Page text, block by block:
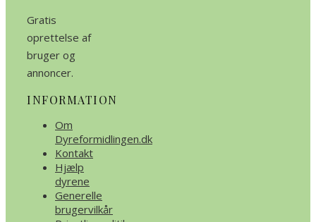
Gratis
oprettelse af
bruger og
annoncer.
INFORMATION
Om
Dyreformidlingen.dk
Kontakt
Hjælp
dyrene
Generelle
brugervilkår